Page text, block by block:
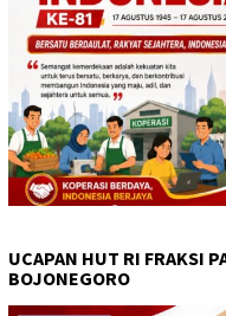
UCAPAN HUT RI FRAKSI
BOJONEGORO